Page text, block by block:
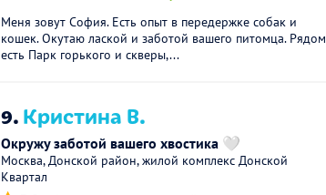
Меня зовут София. Есть опыт в передержке собак и
кошек. Окутаю лаской и заботой вашего питомца. Рядом
есть Парк горького и скверы,...
9.Кристина В.
Окружу заботой вашего хвостика 🤍
Москва, Донской район, жилой комплекс Донской
Квартал